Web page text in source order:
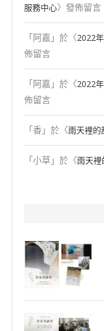
服務中心〉發佈留言
「阿嘉 」於〈2022
佈留言
「阿嘉 」於〈2022
佈留言
「香 」於〈雨天裡的
「小草 」於〈雨天裡